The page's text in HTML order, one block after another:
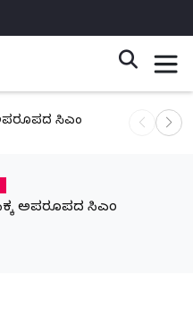
ಅಪರೂಪದ ಸಿಎಂ ನಾಳೆ
ಸಿಕ್ಕ ಅಪರೂಪದ ಸಿಎಂ